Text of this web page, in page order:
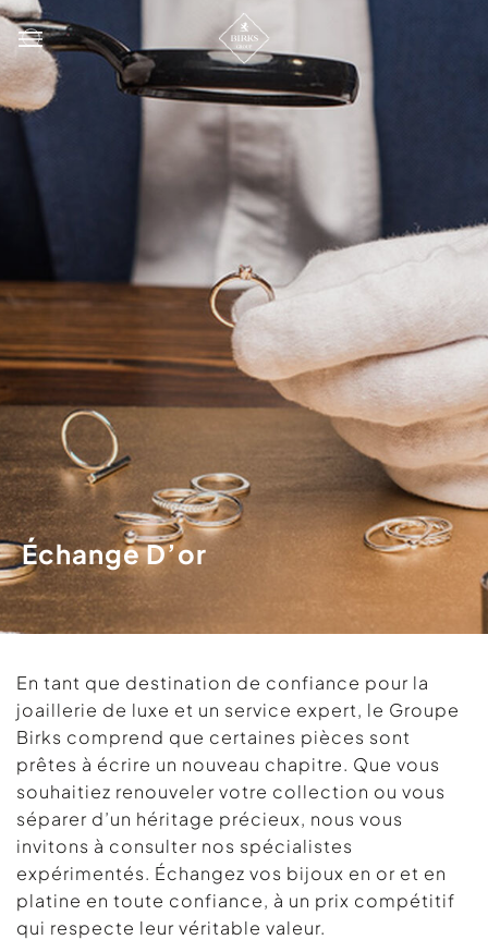
Échange D’or
En tant que destination de confiance pour la
joaillerie de luxe et un service expert, le Groupe
Birks comprend que certaines pièces sont
prêtes à écrire un nouveau chapitre. Que vous
souhaitiez renouveler votre collection ou vous
séparer d’un héritage précieux, nous vous
invitons à consulter nos spécialistes
expérimentés. Échangez vos bijoux en or et en
platine en toute confiance, à un prix compétitif
qui respecte leur véritable valeur.